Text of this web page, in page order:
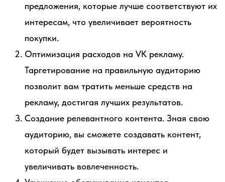
предложения, которые лучше соответствуют их
интересам, что увеличивает вероятность
покупки.
Оптимизация расходов на VK рекламу.
Таргетирование на правильную аудиторию
позволит вам тратить меньше средств на
рекламу, достигая лучших результатов.
Создание релевантного контента. Зная свою
аудиторию, вы сможете создавать контент,
который будет вызывать интерес и
увеличивать вовлеченность.